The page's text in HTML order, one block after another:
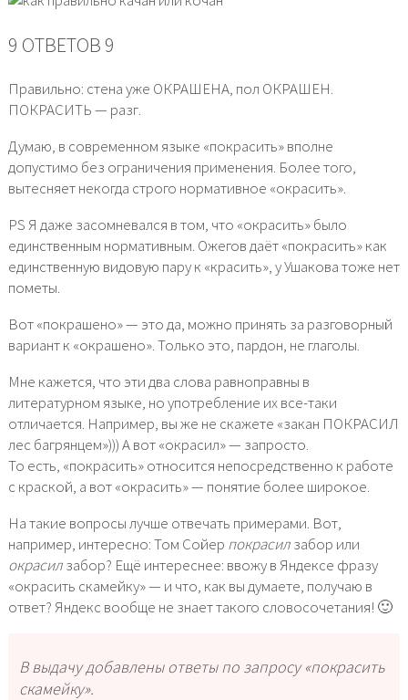
9 ОТВЕТОВ 9
Правильно: стена уже ОКРАШЕНА, пол ОКРАШЕН.
ПОКРАСИТЬ — разг.
Думаю, в современном языке «покрасить» вполне
допустимо без ограничения применения. Более того,
вытесняет некогда строго нормативное «окрасить».
PS Я даже засомневался в том, что «окрасить» было
единственным нормативным. Ожегов даёт «покрасить» как
единственную видовую пару к «красить», у Ушакова тоже нет
пометы.
Вот «покрашено» — это да, можно принять за разговорный
вариант к «окрашено». Только это, пардон, не глаголы.
Мне кажется, что эти два слова равноправны в
литературном языке, но употребление их все-таки
отличается. Например, вы же не скажете «закан ПОКРАСИЛ
лес багрянцем»))) А вот «окрасил» — запросто.
То есть, «покрасить» относится непосредственно к работе
с краской, а вот «окрасить» — понятие более широкое.
На такие вопросы лучше отвечать примерами. Вот,
например, интересно: Том Сойер покрасилзабор или
окрасилзабор? Ещё интереснее: ввожу в Яндексе фразу
«окрасить скамейку» — и что, как вы думаете, получаю в
ответ? Яндекс вообще не знает такого словосочетания! 🙂
В выдачу добавлены ответы по запросу «покрасить
скамейку».